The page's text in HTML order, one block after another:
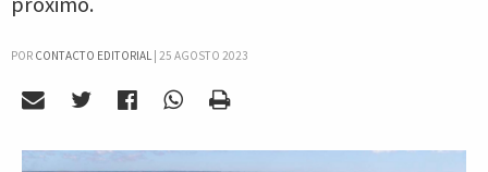
POR CONTACTO EDITORIAL| 25 AGOSTO 2023